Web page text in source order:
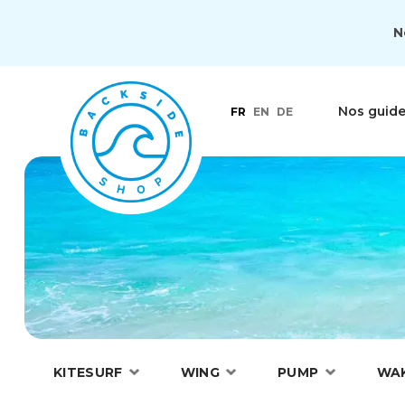
FR EN DE Nos
KITESURF WING PUMP